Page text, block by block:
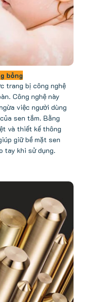
bỏng
trang bị công nghệ
Công nghệ này
việc người dùng
sen tắm. Bằng
và thiết kế thông
giữ bề mặt sen
tay khi sử dụng.